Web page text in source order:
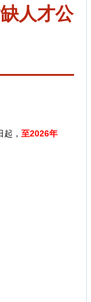
人才公
， 至2026年